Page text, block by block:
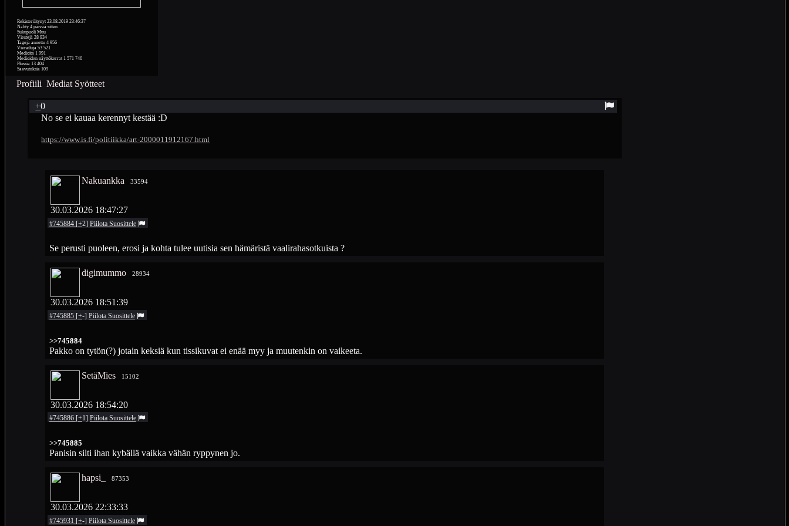
Rekisteröitynyt 23.08.2019 23:46:37
Nähty 4 päivää sitten
Sukupuoli Muu
Viestejä 28 934
Tageja annettu 4 956
Vierailuja 53 521
Medioita 1 991
Medioiden näyttökerrat 1 571 746
Plussia 13 404
Saavutuksia 109
Profiili Mediat Syötteet
+0
No se ei kauaa kerennyt kestää :D
https://www.is.fi/politiikka/art-2000011912167.html
Nakuankka 33594
30.03.2026 18:47:27
#745884 [+2] Piilota Suosittele
Se perusti puoleen, erosi ja kohta tulee uutisia sen hämäristä vaalirahasotkuista ?
digimummo 28934
30.03.2026 18:51:39
#745885 [+-] Piilota Suosittele
>>745884
Pakko on tytön(?) jotain keksiä kun tissikuvat ei enää myy ja muutenkin on vaikeeta.
SetäMies 15102
30.03.2026 18:54:20
#745886 [+1] Piilota Suosittele
>>745885
Panisin silti ihan kybällä vaikka vähän ryppynen jo.
hapsi_ 87353
30.03.2026 22:33:33
#745931 [+-] Piilota Suosittele